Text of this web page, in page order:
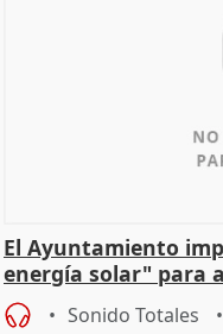
El Ayuntamiento
energía solar" para
Sonido Totales